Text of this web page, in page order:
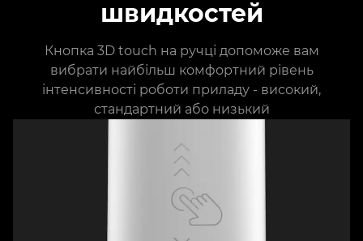
швидкостей
Кнопка 3D touch на ручці допоможе вам
вибрати найбільш комфортний рівень
інтенсивності роботи приладу - високий,
стандартний або низький